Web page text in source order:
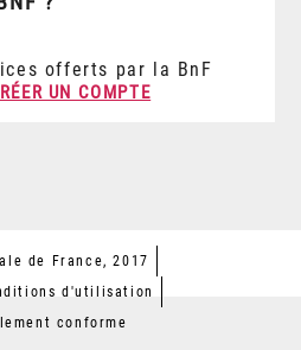
offerts par la BnF
UN COMPTE
de France, 2017
d'utilisation
conforme